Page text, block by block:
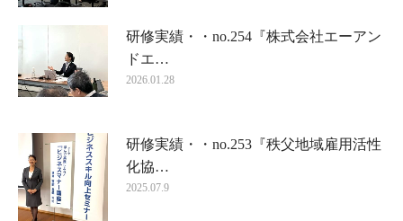
研修実績・・no.254『株式会社エーアン
ドエ…
2026.01.28
研修実績・・no.253『秩父地域雇用活性
化協…
2025.07.9